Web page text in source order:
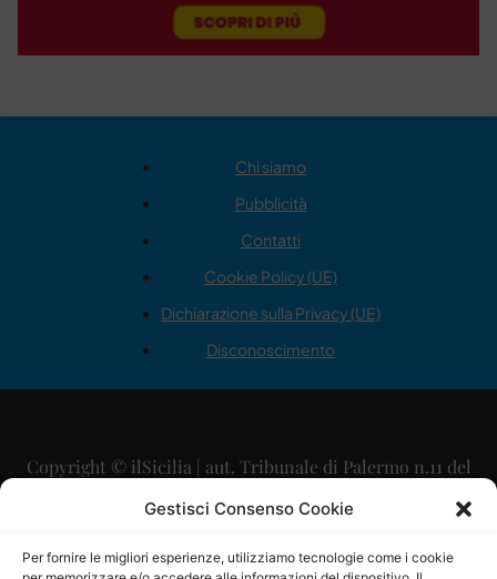
Gestisci Consenso Cookie
Per fornire le migliori esperienze, utilizziamo tecnologie come i cookie
Chi siamo
Pubblicità
Contatti
Cookie Policy (UE)
Dichiarazione sulla Privacy (UE)
Disconoscimento
Copyright © ilSicilia | aut. Tribunale di Palermo n.11 del
29/09/2015